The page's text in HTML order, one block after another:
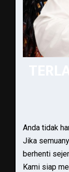
Anda tidak
Jika
berhenti
Kami siap